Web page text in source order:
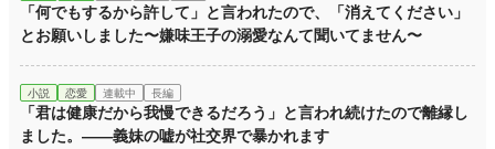
「何でもするから許して」と言われたので、「消えてください」
とお願いしました〜嫌味王子の溺愛なんて聞いてません〜
小説 恋愛 連載中 長編
「君は健康だから我慢できるだろう」と言われ続けたので離縁し
ました。――義妹の嘘が社交界で暴かれます